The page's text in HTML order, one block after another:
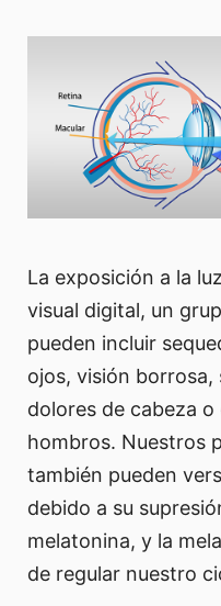
La exposición a la
visual digital, un
pueden incluir
ojos, visión borrosa,
dolores de cabeza
hombros. Nuestros
también pueden
debido a su
melatonina, y la
de regular nuestro